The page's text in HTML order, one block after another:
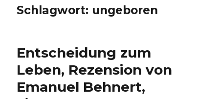
Schlagwort: ungeboren
Entscheidung zum
Leben, Rezension von
Emanuel Behnert,